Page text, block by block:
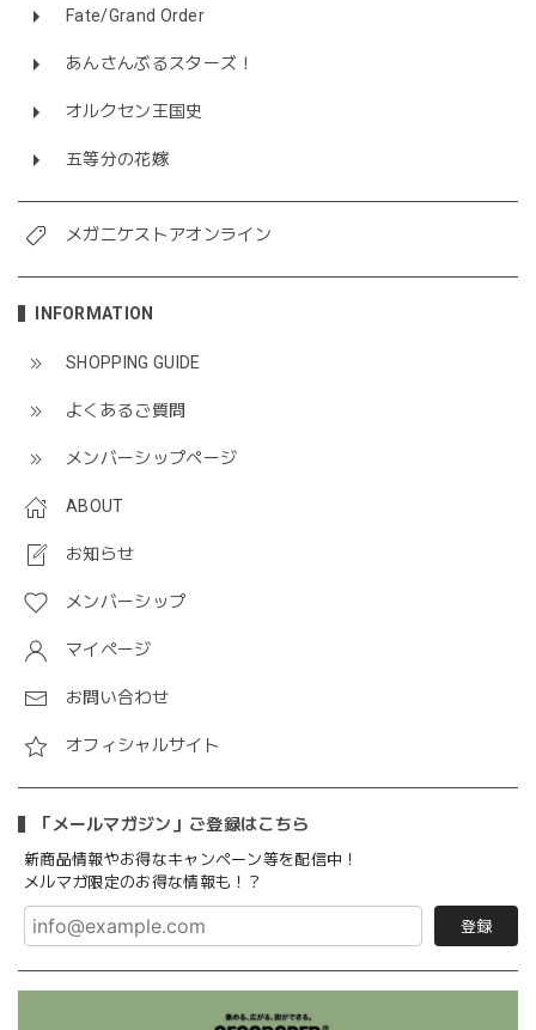
Fate/Grand Order
あんさんぶるスターズ！
オルクセン王国史
五等分の花嫁
メガニケストアオンライン
INFORMATION
SHOPPING GUIDE
よくあるご質問
メンバーシップページ
ABOUT
お知らせ
メンバーシップ
マイページ
お問い合わせ
オフィシャルサイト
「メールマガジン」ご登録はこちら
新商品情報やお得なキャンペーン等を配信中！
メルマガ限定のお得な情報も！？
登録